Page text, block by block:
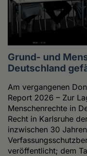
Grund- und
Deutschland
Am vergangenen
Report 2026 – Zur
Menschenrechte in
Recht in Karlsruhe
inzwischen 30
veröffentlicht; dem